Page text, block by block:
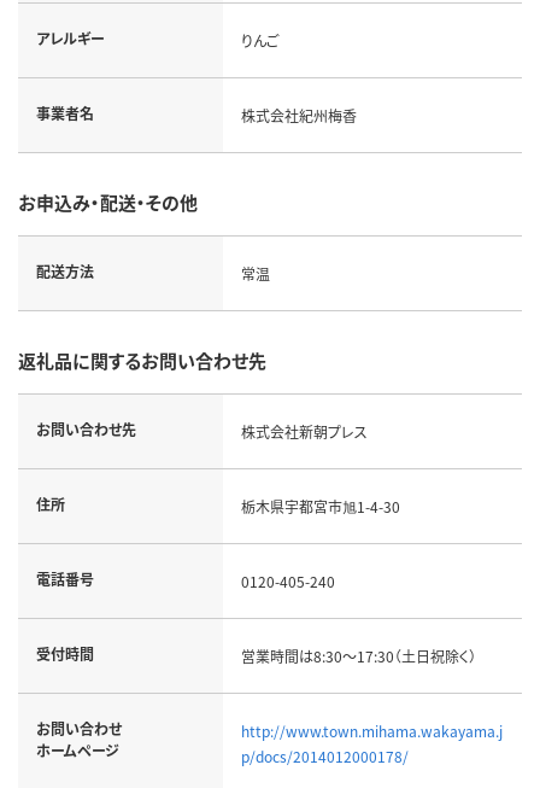
アレルギー りんご
事業者名 株式会社紀州梅香
お申込み・配送・その他
配送方法 常温
返礼品に関するお問い合わせ先
お問い合わせ先 株式会社新朝プレス
住所 栃木県宇都宮市旭1-4-30
電話番号 0120-405-240
受付時間 営業時間は8:30～17:30（土日祝除く）
お問い合わせ
ホームページ
http://www.town.mihama.wakayama.j
p/docs/2014012000178/